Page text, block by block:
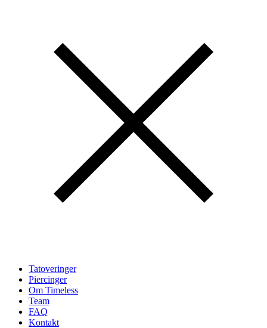
Tatoveringer
Piercinger
Om Timeless
Team
FAQ
Kontakt